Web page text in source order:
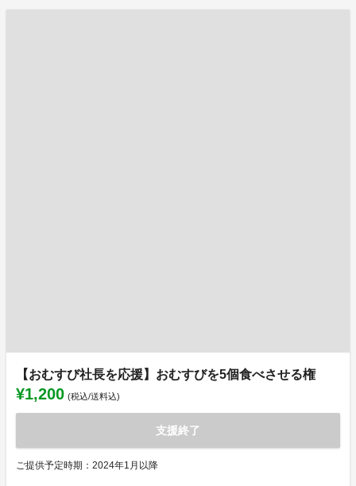
【おむすび社長を応援】おむすびを5個食べさせる権
¥1,200 (税込/送料込)
支援終了
ご提供予定時期：2024年1月以降